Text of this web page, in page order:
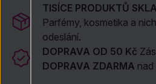
TISÍCE PRODUKTŮ
Parfémy, kosmetika a
odeslání.
DOPRAVA OD 50 Kč
DOPRAVA ZDARMA